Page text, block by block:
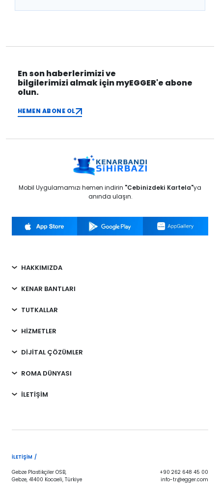
En son haberlerimizi ve
bilgilerimizi almak için myEGGER'e abone
olun.
HEMEN ABONE OL
Mobil Uygulamamızı hemen indirin "Cebinizdeki Kartela"ya
anında ulaşın.
HAKKIMIZDA
KENAR BANTLARI
TUTKALLAR
HİZMETLER
DİJİTAL ÇÖZÜMLER
ROMA DÜNYASI
İLETİŞİM
İLETIŞIM /
Gebze Plastikçiler OSB,
Gebze, 41400 Kocaeli, Türkiye
+90 262 648 45 00
info-tr@egger.com